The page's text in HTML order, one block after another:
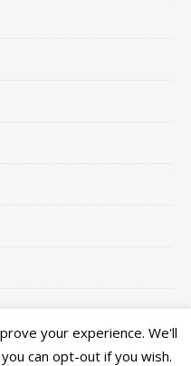
and Crafs©
your experience. We'll
can opt-out if you wish.